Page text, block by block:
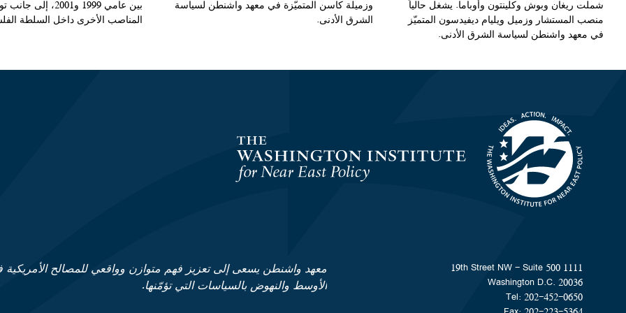
شملت ريغان وبوش وكلينتون وأوباما. يشغل حالياً
منصب المستشار وزميل ويليام ديفيدسون المتميّز
في معهد واشنطن لسياسة الشرق الأدنى.
وزميلة كاسن المتميّزة في معهد واشنطن لسياسة
الشرق الأدنى.
بين عامي 1999 و2001،
المناصب الأخرى داخل السلطة
Homepage
1111 19th Street NW - Suite 500
Washington D.C. 20036
Tel: 202-452-0650
معهد واشنطن يسعى إلى تعزيز فهم متوازن وواقعي للمصالح
الأوسط والنهوض بالسياسات التي تؤمّنها.